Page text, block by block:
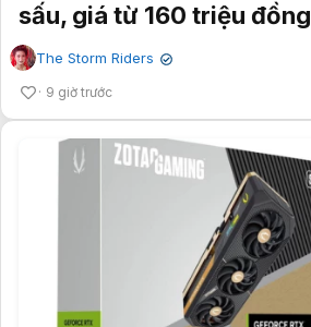
sấu, giá từ 160 triệu đồng
The Storm Riders ✔
9 giờ trước